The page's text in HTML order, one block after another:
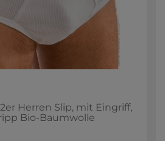
Herren Slip, mit Eingriff,
Bio-Baumwolle